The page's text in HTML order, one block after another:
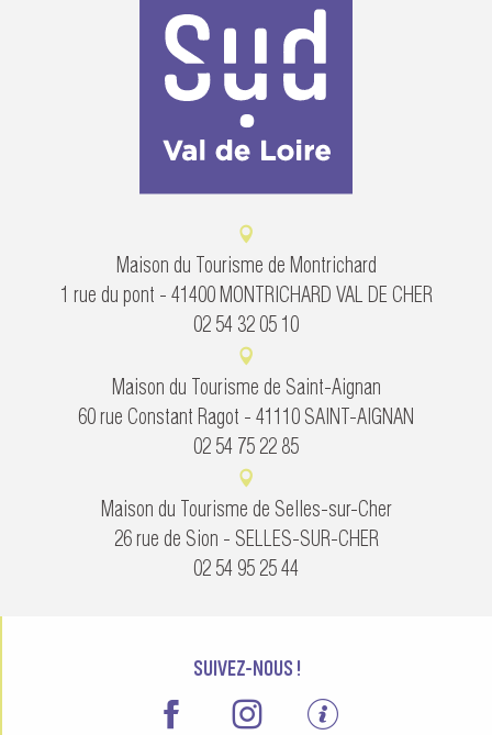
Maison du Tourisme de Montrichard
1 rue du pont - 41400 MONTRICHARD VAL DE CHER
02 54 32 05 10
Maison du Tourisme de Saint-Aignan
60 rue Constant Ragot - 41110 SAINT-AIGNAN
02 54 75 22 85
Maison du Tourisme de Selles-sur-Cher
26 rue de Sion - SELLES-SUR-CHER
02 54 95 25 44
SUIVEZ-NOUS !